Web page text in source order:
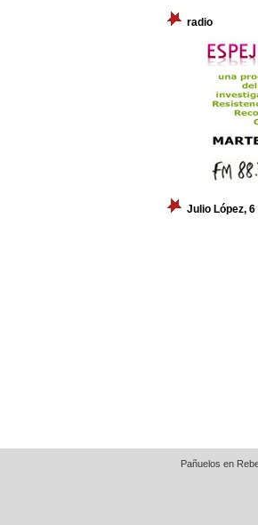
radio
Julio López,
Pañuelos en